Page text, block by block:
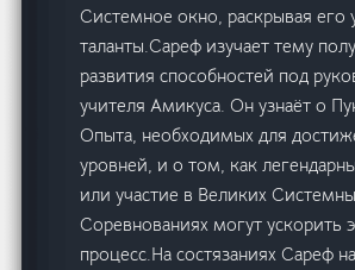
Системное окно, раскрывая его
таланты.Сареф изучает тему
развития способностей под
учителя Амикуса. Он узнаёт о
Опыта, необходимых для
уровней, и о том, как
или участие в Великих
Соревнованиях могут ускорить
процесс.На состязаниях Сареф